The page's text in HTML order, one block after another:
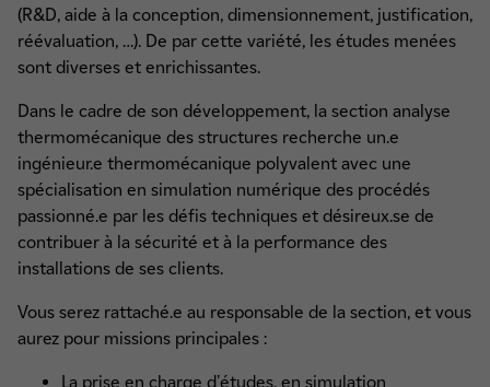
(R&D, aide à la conception, dimensionnement, justification,
réévaluation, …). De par cette variété, les études menées
sont diverses et enrichissantes.
Dans le cadre de son développement, la section analyse
thermomécanique des structures recherche un.e
ingénieur.e thermomécanique polyvalent avec une
spécialisation en simulation numérique des procédés
passionné.e par les défis techniques et désireux.se de
contribuer à la sécurité et à la performance des
installations de ses clients.
Vous serez rattaché.e au responsable de la section, et vous
aurez pour missions principales :
La prise en charge d'études, en simulation